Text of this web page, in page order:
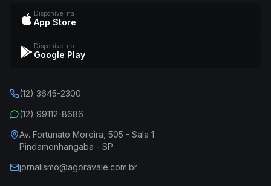
Disponível na
App Store
Disponível no
Google Play
(12) 3645-2300
(12) 99112-8686
Av. Fortunato Moreira, 505 - Sala 1
Pindamonhangaba - SP
jornalismo@agoravale.com.br